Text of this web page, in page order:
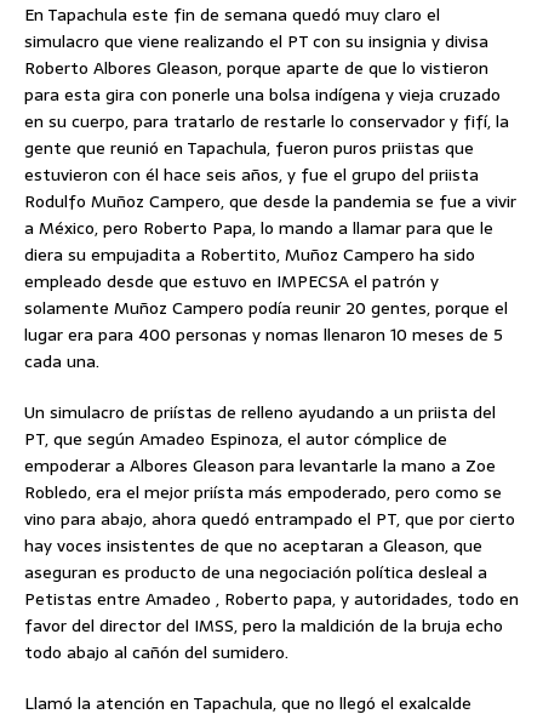
En Tapachula este fin de semana quedó muy claro el
simulacro que viene realizando el PT con su insignia y divisa
Roberto Albores Gleason, porque aparte de que lo vistieron
para esta gira con ponerle una bolsa indígena y vieja cruzado
en su cuerpo, para tratarlo de restarle lo conservador y fifí, la
gente que reunió en Tapachula, fueron puros priistas que
estuvieron con él hace seis años, y fue el grupo del priista
Rodulfo Muñoz Campero, que desde la pandemia se fue a vivir
a México, pero Roberto Papa, lo mando a llamar para que le
diera su empujadita a Robertito, Muñoz Campero ha sido
empleado desde que estuvo en IMPECSA el patrón y
solamente Muñoz Campero podía reunir 20 gentes, porque el
lugar era para 400 personas y nomas llenaron 10 meses de 5
cada una.
Un simulacro de priístas de relleno ayudando a un priista del
PT, que según Amadeo Espinoza, el autor cómplice de
empoderar a Albores Gleason para levantarle la mano a Zoe
Robledo, era el mejor priísta más empoderado, pero como se
vino para abajo, ahora quedó entrampado el PT, que por cierto
hay voces insistentes de que no aceptaran a Gleason, que
aseguran es producto de una negociación política desleal a
Petistas entre Amadeo , Roberto papa, y autoridades, todo en
favor del director del IMSS, pero la maldición de la bruja echo
todo abajo al cañón del sumidero.
Llamó la atención en Tapachula, que no llegó el exalcalde